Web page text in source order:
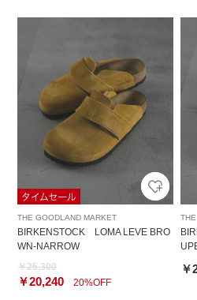
THE GOODLAND MARKET
BIRKENSTOCK LOMA LEVE BRO
WN-NARROW
￥25,300
￥20,240 20%OFF
￥